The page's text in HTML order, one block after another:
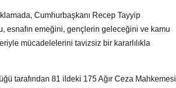
Cumhurbaşkanı Recep Tayyip
esnafın emeğini, gençlerin geleceğini ve kamu
mücadelelerini tavizsiz bir kararlılıkla
tarafından 81 ildeki 175 Ağır Ceza Mahkemesi